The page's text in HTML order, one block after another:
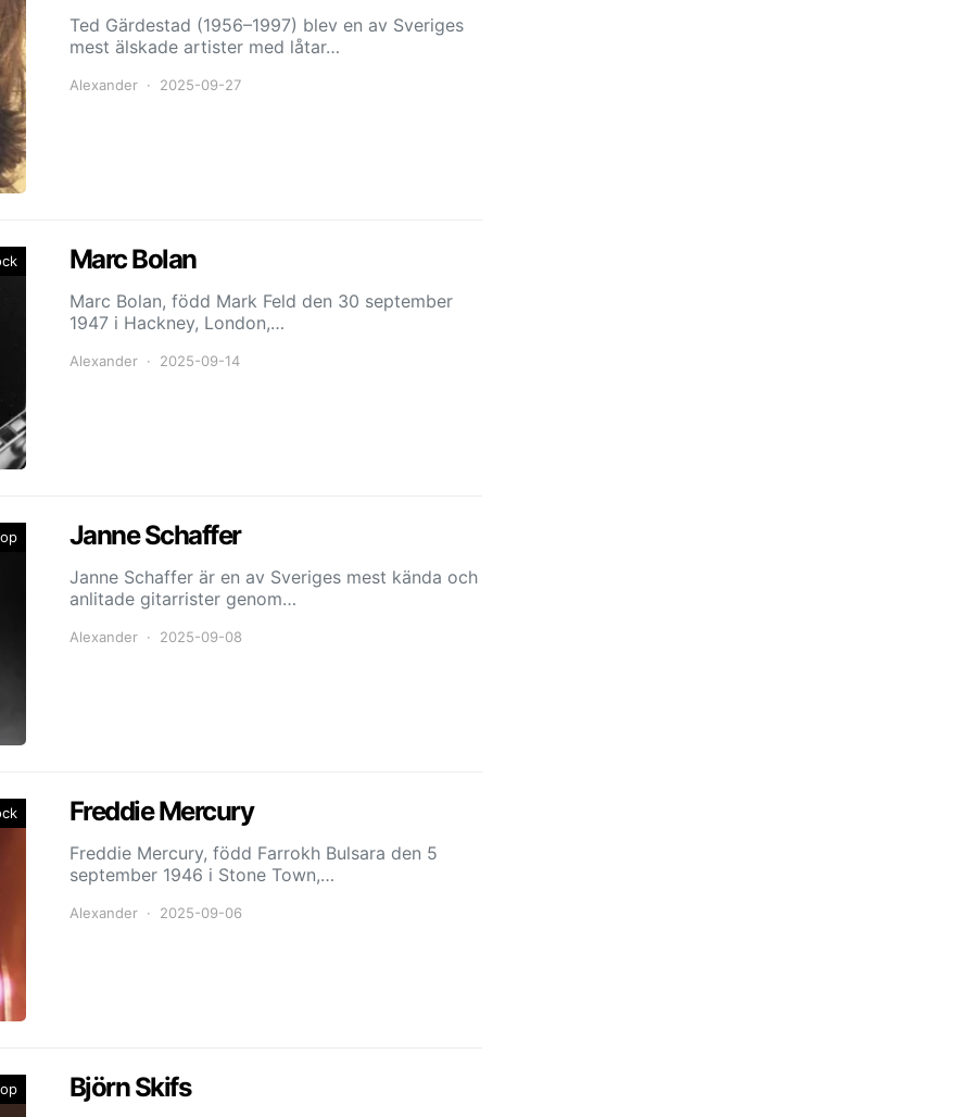
Ted Gärdestad (1956–1997) blev en av Sveriges
mest älskade artister med låtar…
Alexander 2025-09-27
Marc Bolan
Marc Bolan, född Mark Feld den 30 september
1947 i Hackney, London,…
Alexander 2025-09-14
Janne Schaffer
Janne Schaffer är en av Sveriges mest kända och
anlitade gitarrister genom…
Alexander 2025-09-08
Freddie Mercury
Freddie Mercury, född Farrokh Bulsara den 5
september 1946 i Stone Town,…
Alexander 2025-09-06
Björn Skifs